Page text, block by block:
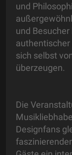
und
und
authentischer
sich selbst
überzeugen.
Die
Designfans